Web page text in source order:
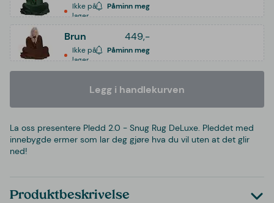
Ikke på
lager
Påminn meg
Brun 449,-
Ikke på
lager
Påminn meg
Legg i handlekurven
La oss presentere Pledd 2.0 - Snug Rug DeLuxe. Pleddet med
innebygde ermer som lar deg gjøre hva du vil uten at det glir
ned!
Produktbeskrivelse